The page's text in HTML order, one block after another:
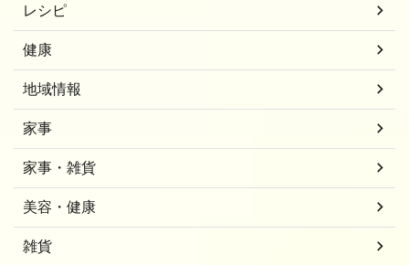
レシピ
健康
地域情報
家事
家事・雑貨
美容・健康
雑貨